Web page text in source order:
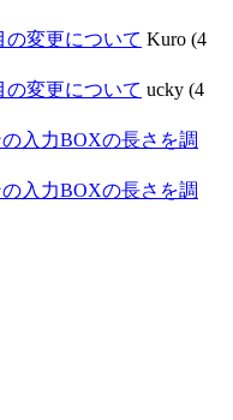
の変更について Kuro (4
の変更について ucky (4
入力BOXの長さを調
入力BOXの長さを調